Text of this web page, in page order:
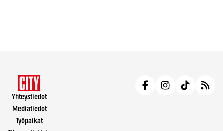
Yhteystiedot
Mediatiedot
Työpaikat